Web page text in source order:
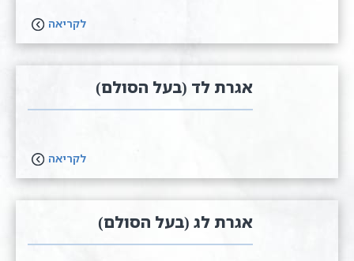
לקריאה
אגרת לד (בעל הסולם)
לקריאה
אגרת לג (בעל הסולם)